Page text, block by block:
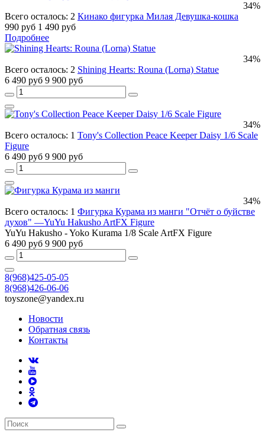
34%
Всего осталось: 2 Кинако фигурка Милая Девушка-кошка
990 руб 1 490 руб
Подробнее
34%
Всего осталось: 2 Shining Hearts: Rouna (Lorna) Statue
6 490 руб 9 900 руб
34%
Всего осталось: 1 Tony's Collection Peace Keeper Daisy 1/6 Scale
Figure
6 490 руб 9 900 руб
34%
Всего осталось: 1 Фигурка Курама из манги "Отчёт о буйстве
духов" —YuYu Hakusho ArtFX Figure
YuYu Hakusho - Yoko Kurama 1/8 Scale ArtFX Figure
6 490 руб 9 900 руб
8(968)425-05-05
8(968)426-06-06
toyszone@yandex.ru
Новости
Обратная связь
Контакты